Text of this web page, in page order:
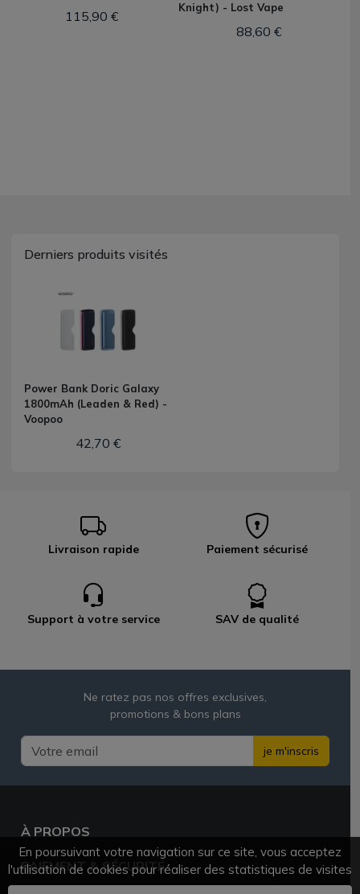
115,90 €
Knight) - Lost Vape
88,60 €
Derniers produits visités
Power Bank Doric Galaxy
1800mAh (Leaden & Red) -
Voopoo
42,70 €
Livraison rapide Paiement sécurisé
Support à votre service SAV de qualité
Ne ratez pas nos offres exclusives,
promotions & bons plans
je m'inscris
À PROPOS
PAIEMENT & SÉCURITÉ
En poursuivant votre navigation sur ce site, vous acceptez
l'utilisation de cookies pour réaliser des statistiques de visites